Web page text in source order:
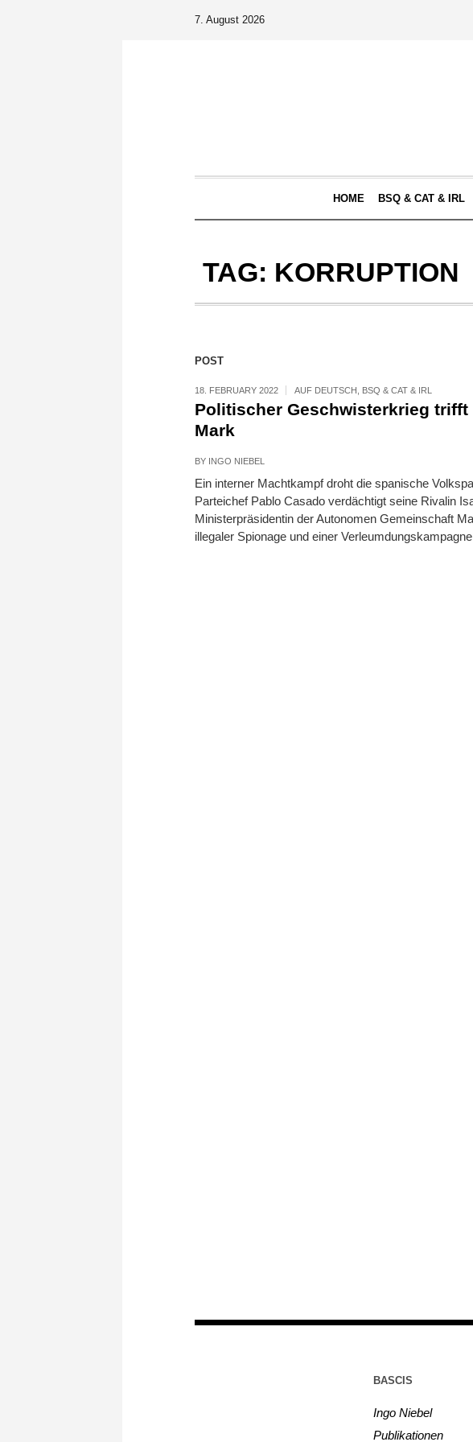
7. August 2026
HOME BSQ & CAT & IRL
TAG: KORRUPTION
POST
18. FEBRUARY 2022 AUF DEUTSCH BSQ & CAT & IRL
Politischer Geschwisterkrieg
Mark
BY INGO NIEBEL
Ein interner Machtkampf droht die spanische
Parteichef Pablo Casado verdächtigt seine Rivalin
Ministerpräsidentin der Autonomen Gemeinschaft
illegaler Spionage und einer
BASCIS
Ingo Niebel
Publikationen